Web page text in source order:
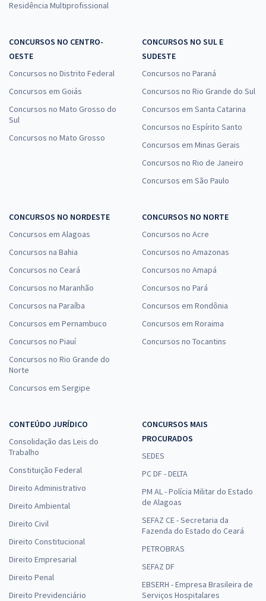
Residência Multiprofissional
CONCURSOS NO CENTRO-
OESTE
Concursos no Distrito Federal
Concursos em Goiás
Concursos no Mato Grosso do
Sul
Concursos no Mato Grosso
CONCURSOS NO SUL E
SUDESTE
Concursos no Paraná
Concursos no Rio Grande do Sul
Concursos em Santa Catarina
Concursos no Espírito Santo
Concursos em Minas Gerais
Concursos no Rio de Janeiro
Concursos em São Paulo
CONCURSOS NO NORDESTE
Concursos em Alagoas
Concursos na Bahia
Concursos no Ceará
Concursos no Maranhão
Concursos na Paraíba
Concursos em Pernambuco
Concursos no Piauí
Concursos no Rio Grande do
Norte
Concursos em Sergipe
CONCURSOS NO NORTE
Concursos no Acre
Concursos no Amazonas
Concursos no Amapá
Concursos no Pará
Concursos em Rondônia
Concursos em Roraima
Concursos no Tocantins
CONTEÚDO JURÍDICO
Consolidação das Leis do
Trabalho
Constituição Federal
Direito Administrativo
Direito Ambiental
Direito Civil
Direito Constitucional
Direito Empresarial
Direito Penal
Direito Previdenciário
CONCURSOS MAIS
PROCURADOS
SEDES
PC DF - DELTA
PM AL - Polícia Militar do Estado
de Alagoas
SEFAZ CE - Secretaria da
Fazenda do Estado do Ceará
PETROBRAS
SEFAZ DF
EBSERH - Empresa Brasileira de
Serviços Hospitalares